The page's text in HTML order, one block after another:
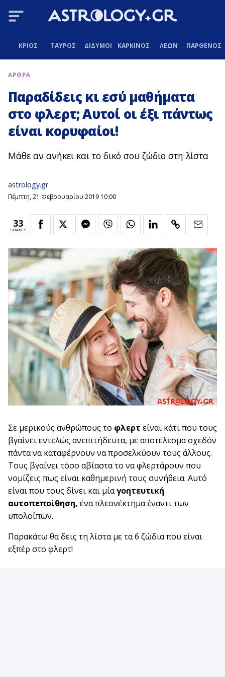
ΚΡΙΟΣ ΤΑΥΡΟΣ ΔΙΔΥΜΟΙ ΚΑΡΚΙΝΟΣ ΛΕΩΝ ΠΑΡΘΕΝΟΣ
ΑΡΘΡΑ
Παραδίδεις κι εσύ μαθήματα
στο φλερτ; Αυτοί οι έξι πάντως
είναι κορυφαίοι!
Μάθε αν ανήκει και το δικό σου ζώδιο στη λίστα
astrology.gr
Πέμπτη, 21 Φεβρουαρίου 2019 10:00
33
SHARES
Σε μερικούς ανθρώπους το φλερτ είναι κάτι που τους
βγαίνει εντελώς ανεπιτήδευτα, με αποτέλεσμα σχεδόν
πάντα να καταφέρνουν να προσελκύουν τους άλλους.
Τους βγαίνει τόσο αβίαστα το να φλερτάρουν που
νομίζεις πως είναι καθημερινή τους συνήθεια. Αυτό
είναι που τους δίνει και μίαγοητευτική
αυτοπεποίθηση, ένα πλεονέκτημα έναντι των
υπολοίπων.
Παρακάτω θα δεις τη λίστα με τα 6 ζώδια που είναι
εξπέρ στο φλερτ!